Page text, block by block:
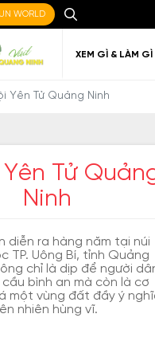
WORLD
XEM GÌ & LÀM GÌ
Nghệ thuật
Địa điểm ăn uống
Đi đến Quảng Ninh
Di
Yên Tử Quảng Ninh
Tử
Ninh
diễn ra hàng năm tại núi
TP. Uông Bí, tỉnh Quảng
chỉ là dịp để người
bình an mà còn là cơ
một vùng đất đầy ý
nhiên hùng vĩ.